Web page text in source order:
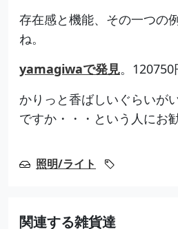
存在感と機能、その一つの
ね。
yamagiwaで発見。120750
かりっと香ばしいぐらいが
ですか・・・という人にお
照明/ライト
関連する雑貨達